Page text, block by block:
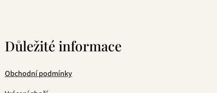
Důležité informace
Obchodní podmínky